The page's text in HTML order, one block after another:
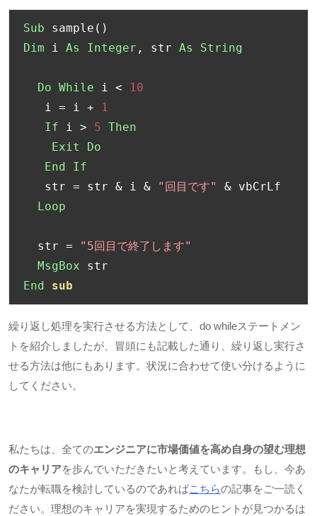
Sub sample ()
Dim i As Integer , str As String
Do While i <
10
   i
= i +
1
If i > 5 Then
Exit
Do
End
If
   str
= str & i & "回目です" & vbCrLf
Loop
  str
=
"5回目で終了します"
MsgBox
End
sub
繰り返し処理を実行させる方法として、 do whileステートメン
トを紹介しましたが、冒頭にも記載した通り、繰り返し実行さ
せる方法は他にもあります。状況に合わせて使い分けるように
してください。
私たちは、全てのエンジニアに市場価値を高め自身の望む理想
のキャリアを歩んでいただきたいと考えています。もし、今あ
なたが転職を検討しているのであればこちらの記事をご一読く
ださい。理想のキャリアを実現するためのヒントが見つかるは